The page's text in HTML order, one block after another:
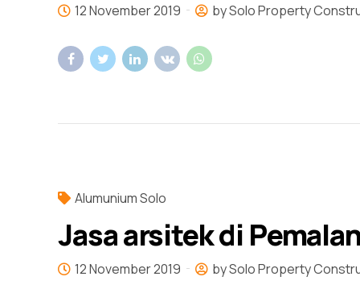
12 November 2019 by Solo Property
Alumunium Solo
Jasa arsitek di
12 November 2019 by Solo Property